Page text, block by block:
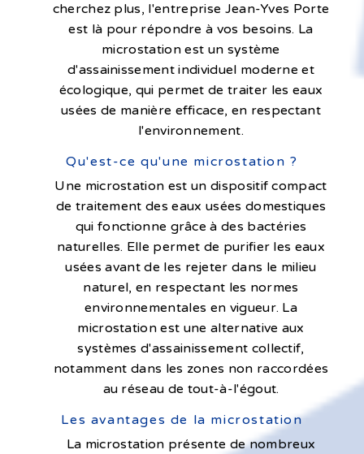
cherchez plus, l'entreprise Jean-Yves Porte
est là pour répondre à vos besoins. La
microstation est un système
d'assainissement individuel moderne et
écologique, qui permet de traiter les eaux
usées de manière efficace, en respectant
l'environnement.
Qu'est-ce qu'une microstation ?
Une microstation est un dispositif compact
de traitement des eaux usées domestiques
qui fonctionne grâce à des bactéries
naturelles. Elle permet de purifier les eaux
usées avant de les rejeter dans le milieu
naturel, en respectant les normes
environnementales en vigueur. La
microstation est une alternative aux
systèmes d'assainissement collectif,
notamment dans les zones non raccordées
au réseau de tout-à-l'égout.
Les avantages de la microstation
La microstation présente de nombreux